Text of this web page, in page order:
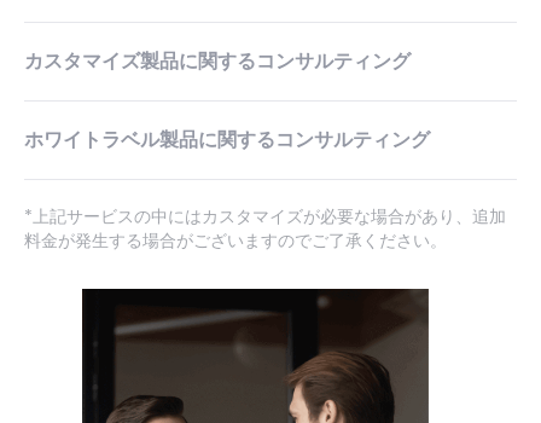
カスタマイズ製品に関するコンサルティング
ホワイトラベル製品に関するコンサルティング
*上記サービスの中にはカスタマイズが必要な場合があり、追加
料金が発生する場合がございますのでご了承ください。